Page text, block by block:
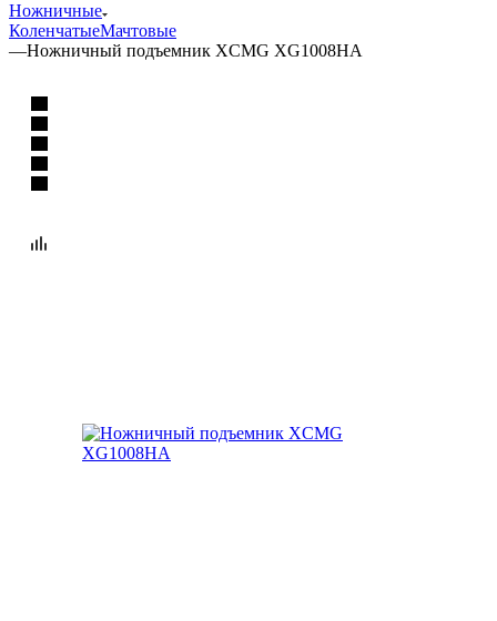
Ножничные
КоленчатыеМачтовые
—Ножничный подъемник XCMG XG1008HА